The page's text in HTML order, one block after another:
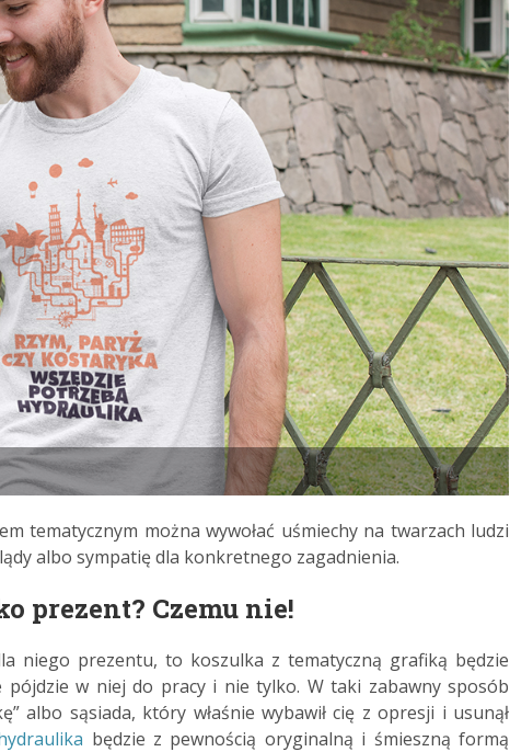
tematycznym można wywołać uśmiechy na twarzach ludzi
albo sympatię dla konkretnego zagadnienia.
prezent? Czemu nie!
niego prezentu, to koszulka z tematyczną grafiką będzie
pójdzie w niej do pracy i nie tylko. W taki zabawny sposób
albo sąsiada, który właśnie wybawił cię z opresji i usunął
będzie z pewnością oryginalną i śmieszną formą